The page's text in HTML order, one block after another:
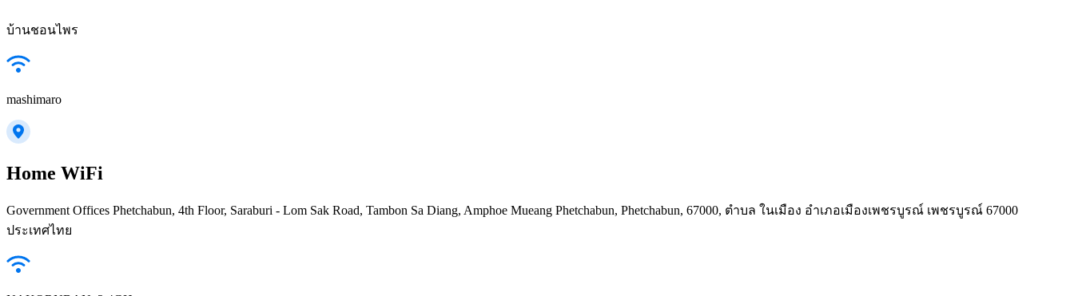
บ้านชอนไพร
mashimaro
Home WiFi
Government Offices Phetchabun, 4th Floor, Saraburi - Lom Sak Road, Tambon Sa Diang, Amphoe Mueang Phetchabun, Phetchabun, 67000, ตำบล ในเมือง อำเภอเมืองเพชรบูรณ์ เพชรบูรณ์ 67000
ประเทศไทย